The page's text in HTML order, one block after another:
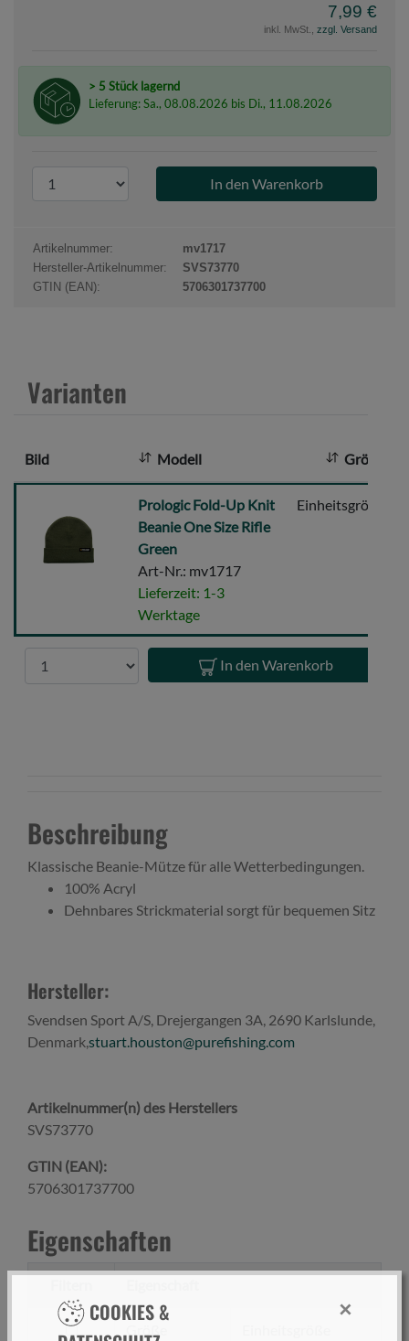
COOKIES &
×
7,99 €
inkl. MwSt., zzgl. Versand
> 5 Stück lagernd
Lieferung: Sa., 08.08.2026 bis Di., 11.08.2026
r
d
u
k
a
:
Artikelnummer:
mv1717
Hersteller-Artikelnummer:
SVS73770
GTIN (EAN):
5706301737700
Varianten
Bild Modell Größe
Fold-
Knit
Size
Prologic Fold-Up Knit
Beanie One Size Rifle
Green
Art-Nr.: mv1717
Lieferzeit: 1-3
Werktage
Einheitsgröße
In den Warenkorb
Beschreibung
Klassische Beanie-Mütze für alle Wetterbedingungen.
100% Acryl
Dehnbares Strickmaterial sorgt für bequemen Sitz
Hersteller:
Svendsen Sport A/S, Drejergangen 3A, 2690 Karlslunde,
Denmark,stuart.houston@purefishing.com
Artikelnummer(n) des Herstellers
SVS73770
GTIN (EAN):
5706301737700
Eigenschaften
filtern